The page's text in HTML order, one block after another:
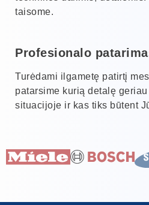
taisome.
Profesionalo
Turėdami ilgametę patirtį
patarsime kurią detalę
situacijoje ir kas tiks būtent